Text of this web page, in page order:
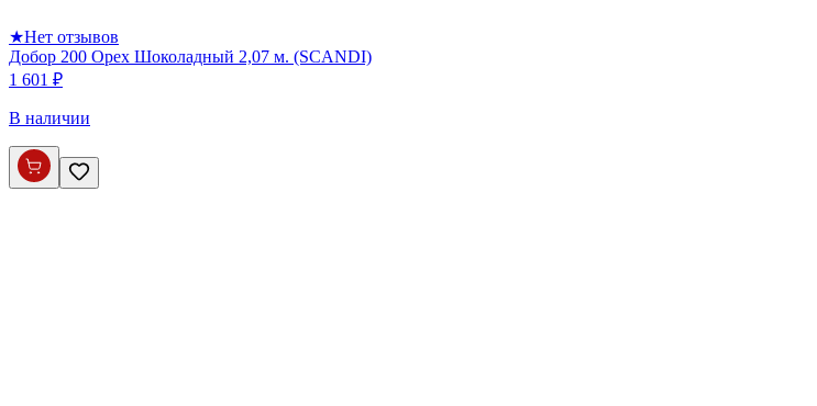
★Нет отзывов
Добор 200 Орех Шоколадный 2,07 м. (SCANDI)
1 601 ₽
В наличии